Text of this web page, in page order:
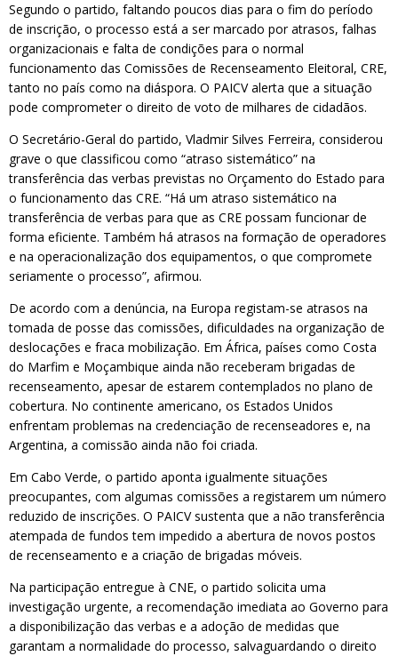
Segundo o partido, faltando poucos dias para o fim do período
de inscrição, o processo está a ser marcado por atrasos, falhas
organizacionais e falta de condições para o normal
funcionamento das Comissões de Recenseamento Eleitoral, CRE,
tanto no país como na diáspora. O PAICV alerta que a situação
pode comprometer o direito de voto de milhares de cidadãos.
O Secretário-Geral do partido, Vladmir Silves Ferreira, considerou
grave o que classificou como “atraso sistemático” na
transferência das verbas previstas no Orçamento do Estado para
o funcionamento das CRE. “Há um atraso sistemático na
transferência de verbas para que as CRE possam funcionar de
forma eficiente. Também há atrasos na formação de operadores
e na operacionalização dos equipamentos, o que compromete
seriamente o processo”, afirmou.
De acordo com a denúncia, na Europa registam-se atrasos na
tomada de posse das comissões, dificuldades na organização de
deslocações e fraca mobilização. Em África, países como Costa
do Marfim e Moçambique ainda não receberam brigadas de
recenseamento, apesar de estarem contemplados no plano de
cobertura. No continente americano, os Estados Unidos
enfrentam problemas na credenciação de recenseadores e, na
Argentina, a comissão ainda não foi criada.
Em Cabo Verde, o partido aponta igualmente situações
preocupantes, com algumas comissões a registarem um número
reduzido de inscrições. O PAICV sustenta que a não transferência
atempada de fundos tem impedido a abertura de novos postos
de recenseamento e a criação de brigadas móveis.
Na participação entregue à CNE, o partido solicita uma
investigação urgente, a recomendação imediata ao Governo para
a disponibilização das verbas e a adoção de medidas que
garantam a normalidade do processo, salvaguardando o direito